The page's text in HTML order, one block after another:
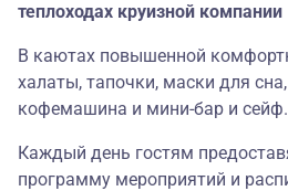
теплоходах круизной компании
В каютах повышенной
халаты, тапочки, маски для
кофемашина и мини-бар и сейф.
Каждый день гостям
программу мероприятий и